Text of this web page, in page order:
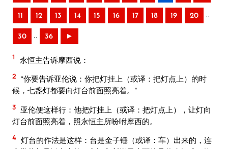
11 12 13 14 15 16 17 18 19 20 ..
30 .. 36 ►
1 永恒主告诉摩西说：
2
“你要告诉亚伦说：你把灯挂上（或译：把灯点上）的时
候，七盏灯都要向灯台前面照亮着。”
3 亚伦便这样行：他把灯挂上（或译：把灯点上），让灯向
灯台前面照亮着，照永恒主所吩咐摩西的。
4 灯台的作法是这样：台是金子锤（或译：车）出来的，连